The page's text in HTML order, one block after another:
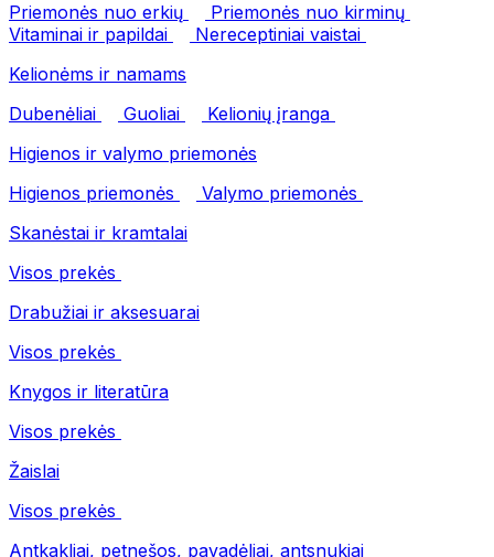
Priemonės nuo erkių
Priemonės nuo kirminų
Vitaminai ir papildai
Nereceptiniai vaistai
Kelionėms ir namams
Dubenėliai
Guoliai
Kelionių įranga
Higienos ir valymo priemonės
Higienos priemonės
Valymo priemonės
Skanėstai ir kramtalai
Visos prekės
Drabužiai ir aksesuarai
Visos prekės
Knygos ir literatūra
Visos prekės
Žaislai
Visos prekės
Antkakliai, petnešos, pavadėliai, antsnukiai